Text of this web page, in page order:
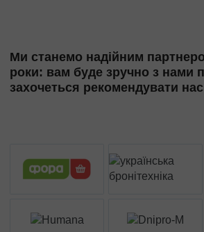
Ми станемо надійним
роки: вам буде зручно з нами
захочеться рекомендувати